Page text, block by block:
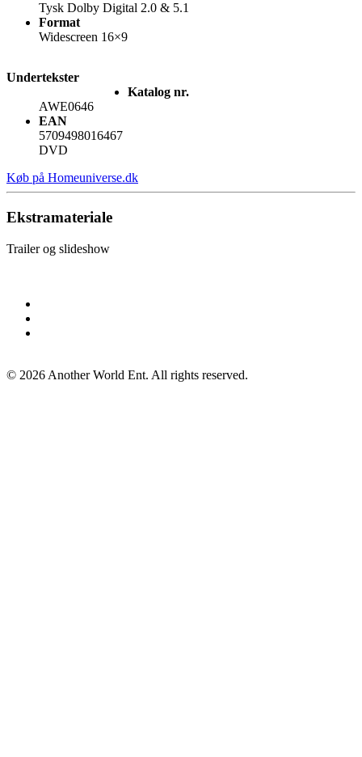
Tysk Dolby Digital 2.0 & 5.1
Format
Widescreen 16×9
Undertekster
Katalog nr.
AWE0646
EAN
5709498016467
DVD
Køb på Homeuniverse.dk
Ekstramateriale
Trailer og slideshow
© 2026 Another World Ent. All rights reserved.